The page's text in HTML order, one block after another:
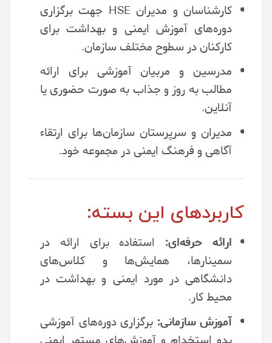
کارشناسان و مدیران HSE جهت برگزاری
دوره‌های آموزش ایمنی و بهداشت برای
کارکنان در سطوح مختلف سازمان.
مدرسین و مربیان آموزشی برای ارائه
مطالب به روز و جذاب به صورت حضوری یا
آنلاین.
مدیران و سرپرستان سازمان‌ها برای ارتقاء
آگاهی و فرهنگ ایمنی در مجموعه خود.
کاربردهای این بسته:
ارائه حرفه‌ای: استفاده برای ارائه در
سمینارها، همایش‌ها و کلاس‌های
دانشگاهی در مورد ایمنی و بهداشت در
محیط کار.
آموزش سازمانی: برگزاری دوره‌های آموزشی